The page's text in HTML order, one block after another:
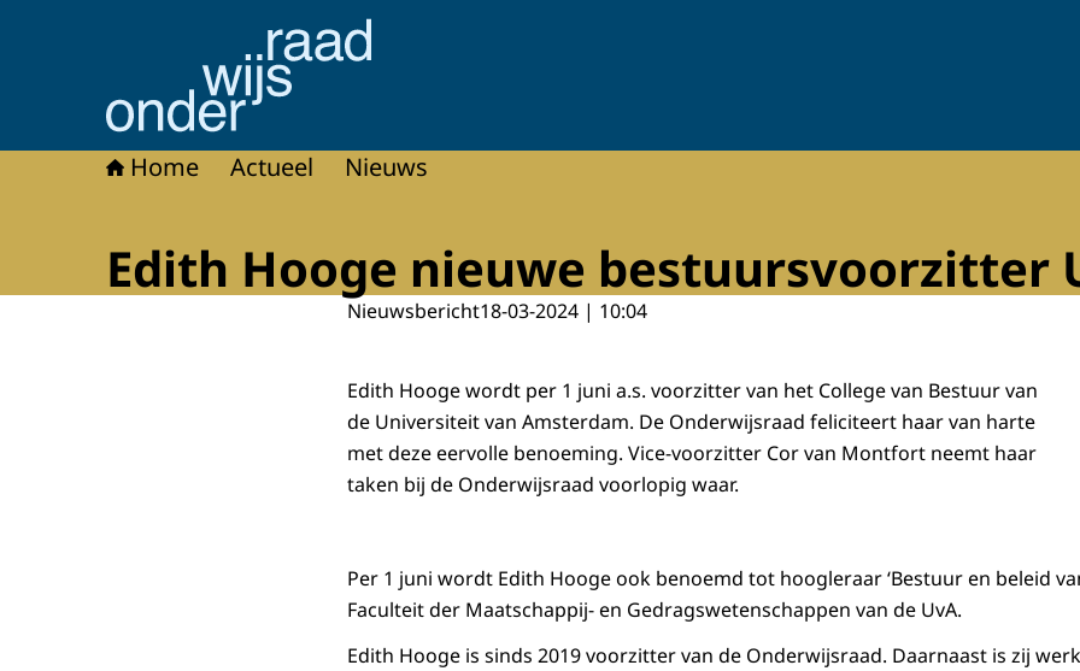
Naar de homepage van Onderwijsraad
Home Actueel Nieuws
Edith Hooge nieuwe bestuursvoorzitter
Nieuwsbericht18-03-2024 | 10:04
Edith Hooge wordt per 1 juni a.s. voorzitter van het College van Bestuur van
de Universiteit van Amsterdam. De Onderwijsraad feliciteert haar van harte
met deze eervolle benoeming. Vice-voorzitter Cor van Montfort neemt haar
taken bij de Onderwijsraad voorlopig waar.
Per 1 juni wordt Edith Hooge ook benoemd tot hoogleraar ‘Bestuur en beleid
Faculteit der Maatschappij- en Gedragswetenschappen van de UvA.
Edith Hooge is sinds 2019 voorzitter van de Onderwijsraad. Daarnaast is zij